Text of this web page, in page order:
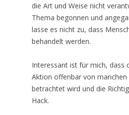
die Art und Weise nicht
Thema begonnen und
lasse es nicht zu, dass
behandelt werden.
Interessant ist für mich, dass
Aktion offenbar von manchen
betrachtet wird und die
Hack.